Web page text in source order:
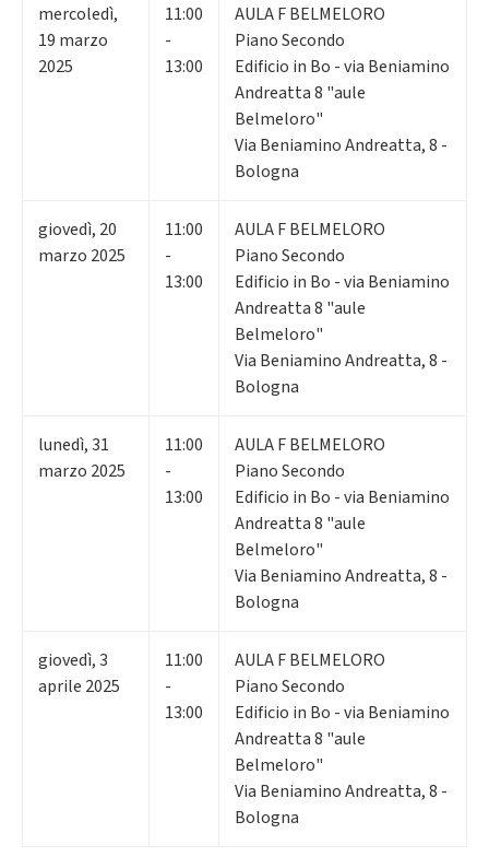
mercoledì,
19 marzo
2025
11:00
-
13:00
AULA F BELMELORO
Piano Secondo
Edificio in Bo - via Beniamino
Andreatta 8 "aule
Belmeloro"
Via Beniamino Andreatta, 8 -
Bologna
giovedì, 20
marzo 2025
11:00
-
13:00
AULA F BELMELORO
Piano Secondo
Edificio in Bo - via Beniamino
Andreatta 8 "aule
Belmeloro"
Via Beniamino Andreatta, 8 -
Bologna
lunedì,31
marzo 2025
11:00
-
13:00
AULA F BELMELORO
Piano Secondo
Edificio in Bo - via Beniamino
Andreatta 8 "aule
Belmeloro"
Via Beniamino Andreatta, 8 -
Bologna
giovedì,3
aprile 2025
11:00
-
13:00
AULA F BELMELORO
Piano Secondo
Edificio in Bo - via Beniamino
Andreatta 8 "aule
Belmeloro"
Via Beniamino Andreatta, 8 -
Bologna